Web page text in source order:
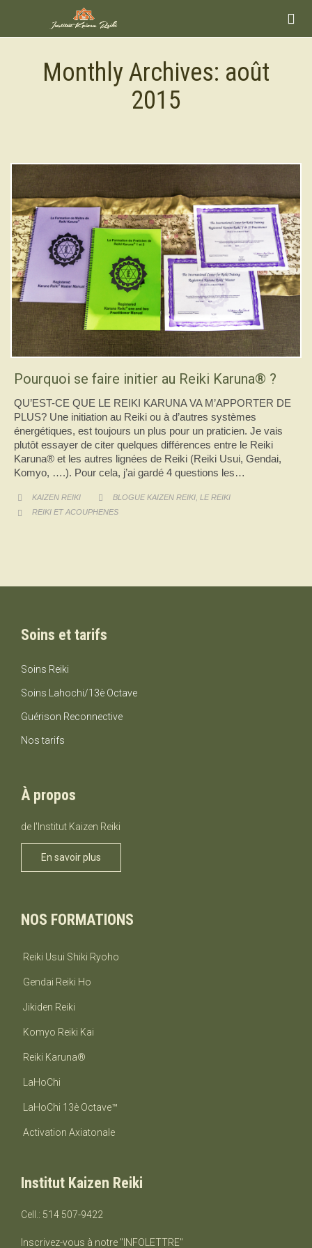
montant.

Monthly Archives: août
2015
Pourquoi se faire initier au Reiki Karuna® ?
QU’EST-CE QUE LE REIKI KARUNA VA M’APPORTER DE
PLUS? Une initiation au Reiki ou à d’autres systèmes
énergétiques, est toujours un plus pour un praticien. Je vais
plutôt essayer de citer quelques différences entre le Reiki
Karuna® et les autres lignées de Reiki (Reiki Usui, Gendai,
Komyo, ….). Pour cela, j’ai gardé 4 questions les…
 KAIZEN REIKI  CATEGORY
BLOGUE KAIZEN REIKI, LE REIKI
 CATEGORY
REIKI ET ACOUPHENES
Soins et tarifs
Soins Reiki
Soins Lahochi/13è Octave
Guérison Reconnective
Nos tarifs
À propos
de l'Institut Kaizen Reiki
En savoir plus
NOS FORMATIONS
Reiki Usui Shiki Ryoho
Gendai Reiki Ho
Jikiden Reiki
Komyo Reiki Kai
Reiki Karuna®
LaHoChi
LaHoChi 13è Octave™
Activation Axiatonale
Institut Kaizen Reiki
Cell.: 514 507-9422
Inscrivez-vous à notre "INFOLETTRE"